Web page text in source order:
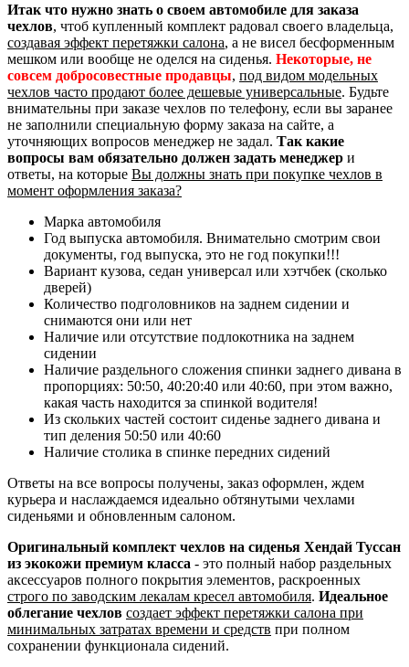
Итак что нужно знать о своем автомобиле для заказа
чехлов, чтоб купленный комплект радовал своего владельца,
создавая эффект перетяжки салона, а не висел бесформенным
мешком или вообще не оделся на сиденья. Некоторые, не
совсем добросовестные продавцы, под видом модельных
чехлов часто продают более дешевые универсальные. Будьте
внимательны при заказе чехлов по телефону, если вы заранее
не заполнили специальную форму заказа на сайте, а
уточняющих вопросов менеджер не задал. Так какие
вопросы вам обязательно должен задать менеджер и
ответы, на которые Вы должны знать при покупке чехлов в
момент оформления заказа?
Марка автомобиля
Год выпуска автомобиля. Внимательно смотрим свои
документы, год выпуска, это не год покупки!!!
Вариант кузова, седан универсал или хэтчбек (сколько
дверей)
Количество подголовников на заднем сидении и
снимаются они или нет
Наличие или отсутствие подлокотника на заднем
сидении
Наличие раздельного сложения спинки заднего дивана в
пропорциях: 50:50, 40:20:40 или 40:60, при этом важно,
какая часть находится за спинкой водителя!
Из скольких частей состоит сиденье заднего дивана и
тип деления 50:50 или 40:60
Наличие столика в спинке передних сидений
Ответы на все вопросы получены, заказ оформлен, ждем
курьера и наслаждаемся идеально обтянутыми чехлами
сиденьями и обновленным салоном.
Оригинальный комплект чехлов на сиденья Хендай Туссан
из экокожи премиум класса - это полный набор раздельных
аксессуаров полного покрытия элементов, раскроенных
строго по заводским лекалам кресел автомобиля. Идеальное
облегание чехлов создает эффект перетяжки салона при
минимальных затратах времени и средств при полном
сохранении функционала сидений.